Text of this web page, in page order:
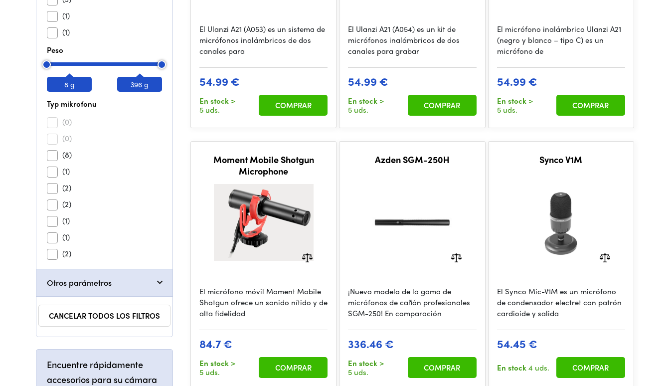
(1)
(1)
Peso
8 g 396 g
Typ mikrofonu
(0)
(0)
(8)
(1)
(2)
(2)
(1)
(1)
(2)
Otros parámetros
CANCELAR TODOS LOS FILTROS
Encuentre rápidamente
accesorios para su cámara
El Ulanzi A21 (A053) es un sistema de
micrófonos inalámbricos de dos
canales para
54.99 €
En stock >
5 uds.
COMPRAR
El Ulanzi A21 (A054) es un kit de
micrófonos inalámbricos de dos
canales para grabar
54.99 €
En stock >
5 uds.
COMPRAR
El micrófono inalámbrico Ulanzi A21
(negro y blanco – tipo C) es un
micrófono de
54.99 €
En stock >
5 uds.
COMPRAR
Moment Mobile Shotgun
Microphone
El micrófono móvil Moment Mobile
Shotgun ofrece un sonido nítido y de
alta fidelidad
84.7 €
En stock >
5 uds.
COMPRAR
Azden SGM-250H
¡Nuevo modelo de la gama de
micrófonos de cañón profesionales
SGM-250! En comparación
336.46 €
En stock >
5 uds.
COMPRAR
Synco V1M
El Synco Mic-V1M es un micrófono
de condensador electret con patrón
cardioide y salida
54.45 €
En stock4 uds. COMPRAR